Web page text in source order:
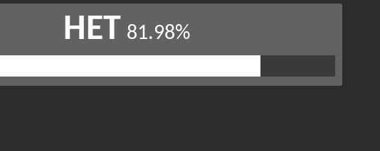
НЕТ 81.98%